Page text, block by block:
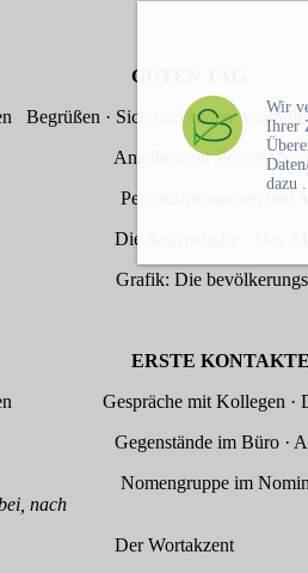
Wir
Ihrer
dazu
TAG
Begrüßen · Sich und andere
zur Person: Name, Alter,
und Verben im
· Das Alphabet ·
Die
KONTAKTE AM
Gespräche mit Kollegen · Die
im Büro · Abteilungen
im Nominativ: bestimmter
nach
Der Wortakzent